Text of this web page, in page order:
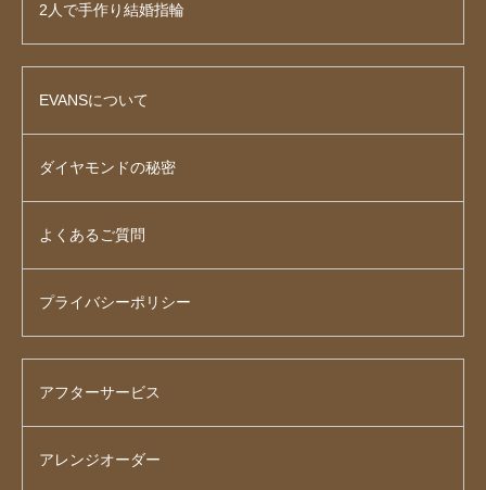
2人で手作り結婚指輪
EVANSについて
ダイヤモンドの秘密
よくあるご質問
プライバシーポリシー
アフターサービス
アレンジオーダー